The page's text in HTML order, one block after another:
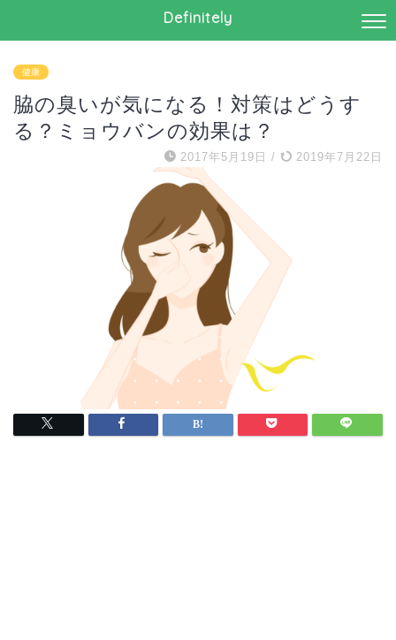
Definitely
健康
脇の臭いが気になる！対策はどうす
る？ミョウバンの効果は？
2017年5月19日 / 2019年7月22日